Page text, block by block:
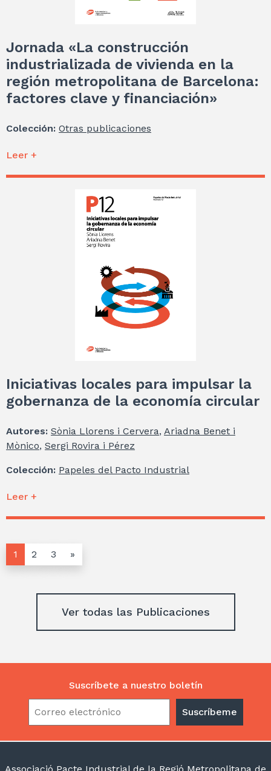
Jornada «La construcción
industrializada de vivienda en la
región metropolitana de Barcelona:
factores clave y financiación»
Colección: Otras publicaciones
Leer +
Iniciativas locales para impulsar la
gobernanza de la economía circular
Autores: Sònia Llorens i Cervera, Ariadna Benet i
Mònico, Sergi Rovira i Pérez
Colección: Papeles del Pacto Industrial
Leer +
1 2 3 »
Ver todas las Publicaciones
Suscríbete a nuestro boletín